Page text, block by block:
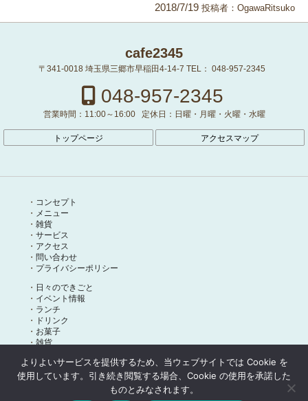
2018/7/19 投稿者：OgawaRitsuko
cafe2345
〒341-0018 埼玉県三郷市早稲田4-14-7 TEL： 048-957-2345
048-957-2345
営業時間： 11:00～16:00 定休日： 日曜・月曜・火曜・水曜
トップページ アクセスマップ
コンセプト
メニュー
雑貨
サービス
アクセス
問い合わせ
プライバシーポリシー
日々のできごと
イベント情報
ランチ
ドリンク
お菓子
雑貨
よりよいサービスを提供するため、当ウェブサイトでは Cookie を
使用しています。引き続き閲覧する場合、Cookie の使用を承諾した
ものとみなされます。